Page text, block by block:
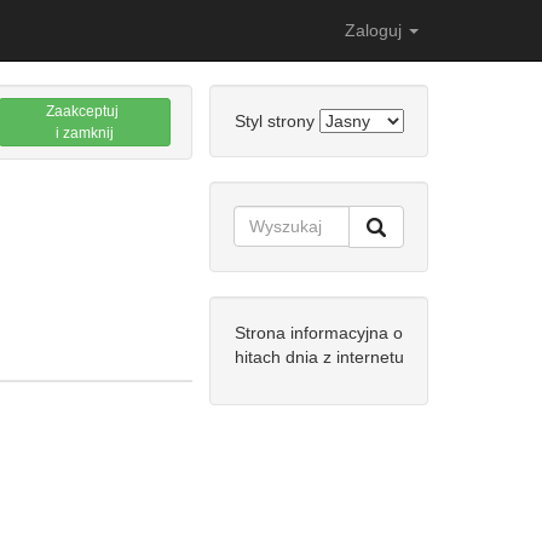
Zaloguj
Zaakceptuj
i zamknij
Styl strony
Strona informacyjna o
hitach dnia z internetu